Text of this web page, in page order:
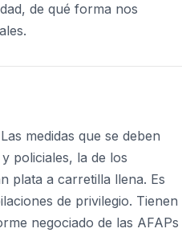
de qué forma nos
medidas que se deben
policiales, la de los
plata a carretilla llena. Es
de privilegio. Tienen
negociado de las AFAPs